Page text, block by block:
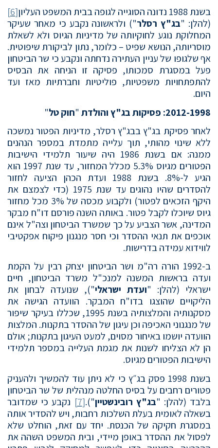
בשנת 1988 נדונה הסוגייה לגופה בבית המשפט העליון
[6]
(להלן: "בג"ץ רסלר") ולראשונה נקבע כי מאחר שעיקר
המחלוקת נוגע לחוקיותה של מדיניות הגיוס ולא לשאלת
מוסריותה, הנושא שפיט – כלומר, נתון לביקורת שיפוטית.
אף שלגופו של עניין העתירה נדחתה ונקבע כי שר הביטחון
פעל במסגרת סמכותו, פסיקה זו הניחה את הבסיס
להתפתחויות משפטיות, פוליטיות וחברתיות מאז ועד
היום.
2012-1998: פסיקות בג"ץ והולדת
"חוק טל"
לאחר פסיקת בג"ץ בבג"ץ רסלר, מדיניות הפטור נמשכה
ללא שינוי מהותי, תוך עלייה מתמדת במספר הנהנים
ממנה: אם בשנת 1986 היה שיעור תלמידי הישיבות
הפטורים מגיוס 5.3% מכלל המחזור, עד שנת 1997 הוא
הגיע ל-8%. בשנת 1988 ועדת הכהן הציעה לחזור
להסדרים שהיו נהוגים עד שנת 1975 (כדי לצמצם את
היקף הזכאים לפטור) ולקבוע מכסה של 3% מכל מחזור
גיוס שיוכלו לקבל פטור. באותה השנה פורסם דו"ח מבקר
המדינה, אשר הצביע על כך שמשרד הביטחון וצה"ל אינם
אוכפים את תנאי ההסדר וכי חסר מנגנון פיקוח אפקטיבי
לווידוא עמידה בדרישות.
ב-1992 הורה רה"מ ושר הביטחון יצחק רבין על הקמת
ועדה בראשות המשנה למנכ"ל משרד הביטחון, חיים
ישראלי (להלן: "ועדת ישראלי"), שנועדה לבחון את
הליקויים שהוצגו בדו"ח המבקר. הוועדה הגישה את
מסקנותיה והמלצותיה בשנת 1995, שכללו בעיקר שיפור
של מנגנוני האכיפה וכן עיגון של ההסדר בתקנות. המלצות
הוועדה יושמו באיחור מסוים, למעט העיגון בתקנות; אולם
הן לא הצליחו לשנות את מגמת העלייה במספר תלמידי
הישיבות הפטורים מגיוס.
בשנת 1998 פסק בג״ץ כי לא ניתן עוד להמשיך ולהעניק
פטורים רחבים על בסיס החלטה מנהלית של שר הביטחון
בלבד (להלן: "בג"ץ רובינשטיין").
[7]
נקבע כי שמדובר
בשאלה לאומית בעלת השלכות רחבות, ויש להסדיר אותה
במסגרת חקיקה של הכנסת. יחד עם זאת, הוחלט שלא
לפסול את ההסדר באופן מיידי, ובית המשפט השהה את